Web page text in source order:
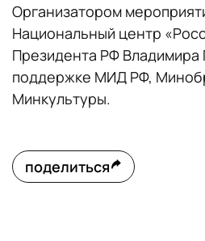
Организатором
Национальный центр
Президента РФ Владимира
поддержке МИД РФ,
Минкультуры.
поделиться